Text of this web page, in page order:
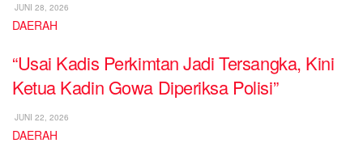
JUNI 28, 2026
DAERAH
“Usai Kadis Perkimtan Jadi Tersangka, Kini
Ketua Kadin Gowa Diperiksa Polisi”
JUNI 22, 2026
DAERAH